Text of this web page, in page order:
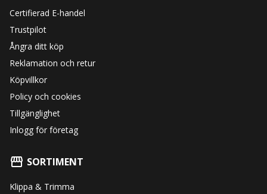
Certifierad E-handel
Trustpilot
Ångra ditt köp
Reklamation och retur
Köpvillkor
Policy och cookies
Tillgänglighet
Inlogg för företag
SORTIMENT
Klippa & Trimma